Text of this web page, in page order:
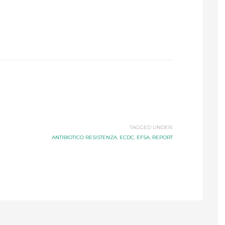
TAGGED UNDER:
ANTIBIOTICO RESISTENZA, ECDC, EFSA, REPORT